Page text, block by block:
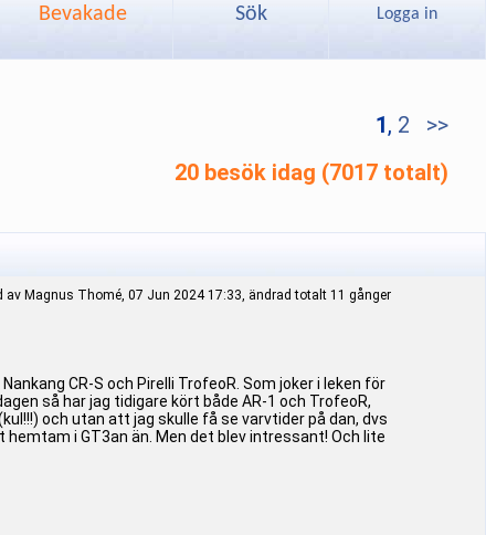
Bevakade Sök Logga in
1, 2
>>
20 besök idag (7017 totalt)
av Magnus Thomé, 07 Jun 2024 17:33, ändrad totalt 11 gånger
CR-S och Pirelli TrofeoR. Som joker i leken för
så har jag tidigare kört både AR-1 och TrofeoR,
och utan att jag skulle få se varvtider på dan, dvs
i GT3an än. Men det blev intressant! Och lite